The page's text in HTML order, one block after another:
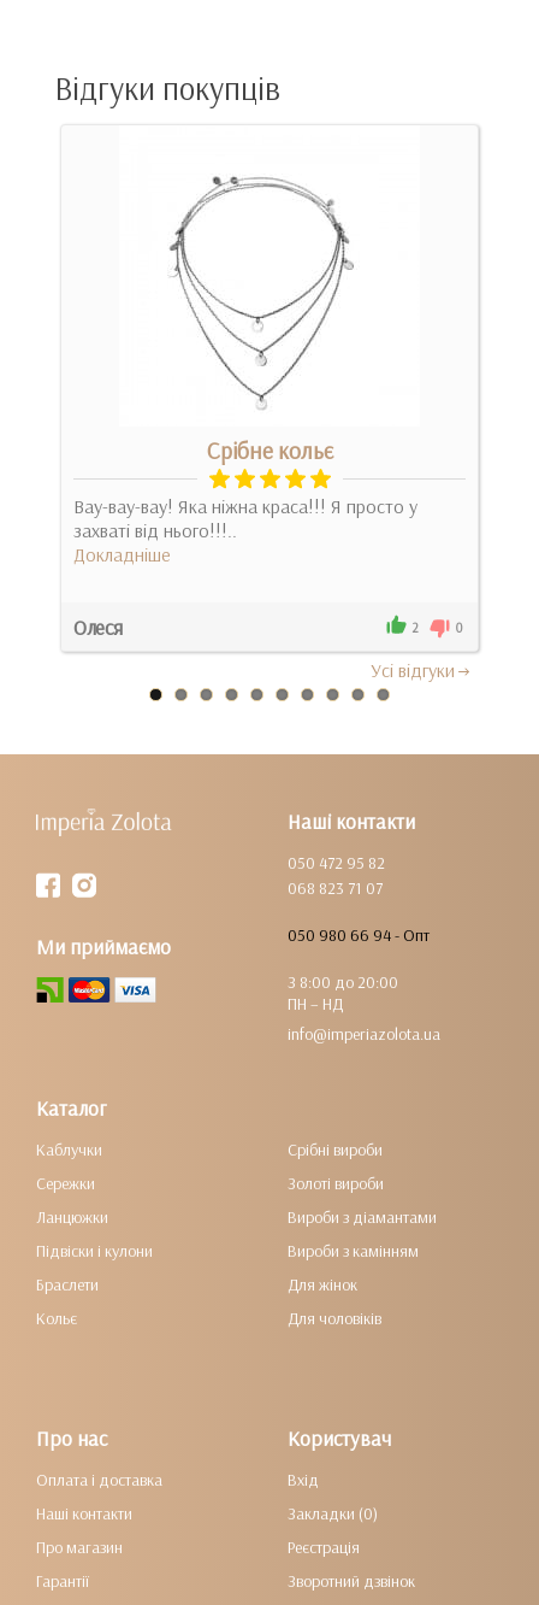
Відгуки покупців
Срібне кольє
Вау-вау-вау! Яка ніжна краса!!! Я просто у
захваті від нього!!!..
Докладніше
Олеся 2 0
Усi вiдгуки
Наші контакти
050 472 95 82
068 823 71 07
050 980 66 94 - Опт
З 8:00 до 20:00
ПН – НД
info@imperiazolota.ua
Ми приймаємо
Каталог
Каблучки
Сережки
Ланцюжки
Підвіски і кулони
Браслети
Кольє
Срібні вироби
Золоті вироби
Вироби з діамантами
Вироби з камінням
Для жінок
Для чоловіків
Про нас
Оплата і доставка
Наші контакти
Про магазин
Гарантії
Користувач
Вхід
Закладки (0)
Реєстрація
Зворотний дзвінок